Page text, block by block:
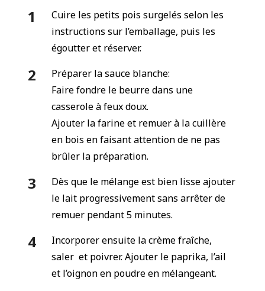
Cuire les petits pois surgelés selon les
instructions sur l’emballage, puis les
égoutter et réserver.
Préparer la sauce blanche:
Faire fondre le beurre dans une
casserole à feux doux.
Ajouter la farine et remuer à la cuillère
en bois en faisant attention de ne pas
brûler la préparation.
Dès que le mélange est bien lisse ajouter
le lait progressivement sans arrêter de
remuer pendant 5 minutes.
Incorporer ensuite la crème fraîche,
saler et poivrer. Ajouter le paprika, l’ail
et l’oignon en poudre en mélangeant.